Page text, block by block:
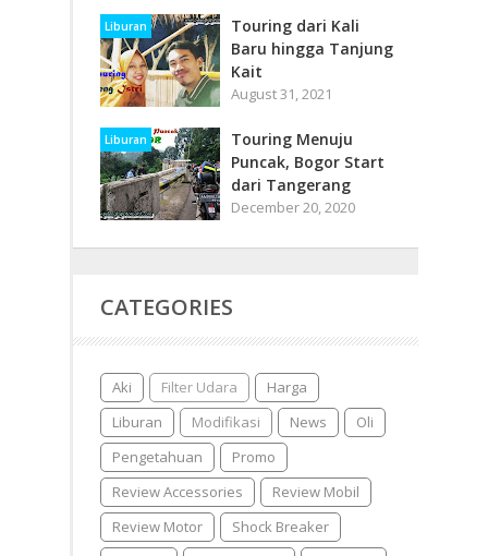
Liburan
Touring dari Kali
Baru hingga Tanjung
Kait
August 31, 2021
Liburan
Touring Menuju
Puncak, Bogor Start
dari Tangerang
December 20, 2020
CATEGORIES
Aki Filter Udara
Harga
Liburan
Modifikasi News
Oli
Pengetahuan
Promo
Review Accessories
Review Mobil
Review Motor
Shock Breaker